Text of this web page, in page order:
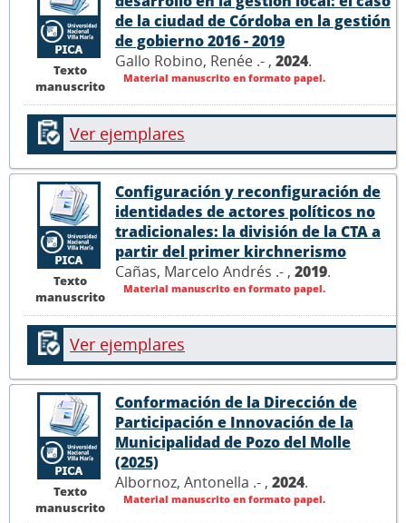
Texto
manuscrito
de la ciudad de Córdoba en la gestión
de gobierno 2016 - 2019
Gallo Robino, Renée .- , 2024.
Material manuscrito en formato papel.
Ver ejemplares
Texto
manuscrito
Configuración y reconfiguración de
identidades de actores políticos no
tradicionales: la división de la CTA a
partir del primer kirchnerismo
Cañas, Marcelo Andrés .- , 2019.
Material manuscrito en formato papel.
Ver ejemplares
Texto
manuscrito
Conformación de la Dirección de
Participación e Innovación de la
Municipalidad de Pozo del Molle
(2025)
Albornoz, Antonella .- , 2024.
Material manuscrito en formato papel.